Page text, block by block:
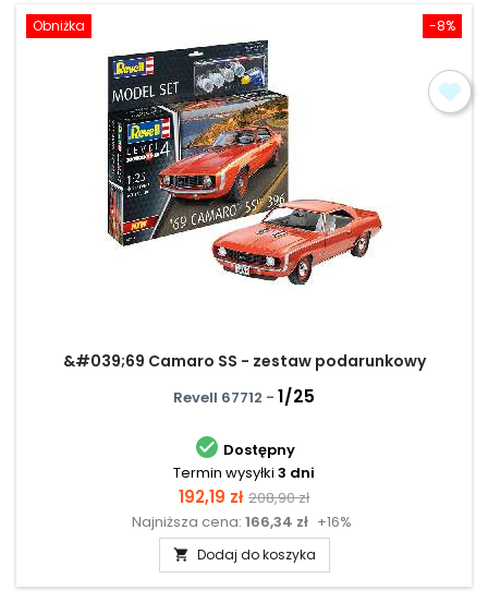
-8%
Obniżka
&#039;69 Camaro SS - zestaw podarunkowy
Revell 67712 - 1/25
 Dostępny
Termin wysyłki 3 dni
Cena
192,19 zł Cena
podstawowa
208,90 zł
Najniższa cena: 166,34 zł +16%
 Dodaj do koszyka